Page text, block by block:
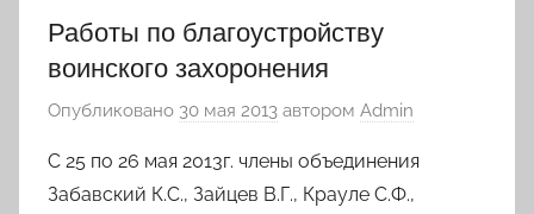
Работы по благоустройству
воинского захоронения
Опубликовано 30 мая 2013 автором Admin
С 25 по 26 мая 2013г. члены объединения
Забавский К.С., Зайцев В.Г., Крауле С.Ф.,